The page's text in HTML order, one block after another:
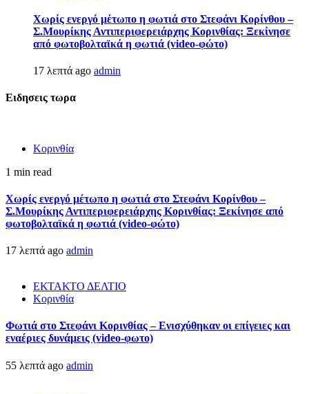
Χωρίς ενεργό μέτωπο η φωτιά στο Στεφάνι Κορίνθου –
Σ.Μουρίκης Αντιπεριφερειάρχης Κορινθίας: Ξεκίνησε
από φωτοβολταϊκά η φωτιά (video-φώτο)
17 λεπτά ago admin
Ειδησεις τωρα
Κορινθία
1 min read
Χωρίς ενεργό μέτωπο η φωτιά στο Στεφάνι Κορίνθου –
Σ.Μουρίκης Αντιπεριφερειάρχης Κορινθίας: Ξεκίνησε από
φωτοβολταϊκά η φωτιά (video-φώτο)
17 λεπτά ago admin
ΕΚΤΑΚΤΟ ΔΕΛΤΙΟ
Κορινθία
Φωτιά στο Στεφάνι Κορινθίας – Ενισχύθηκαν οι επίγειες και
εναέριες δυνάμεις (video-φωτο)
55 λεπτά ago admin